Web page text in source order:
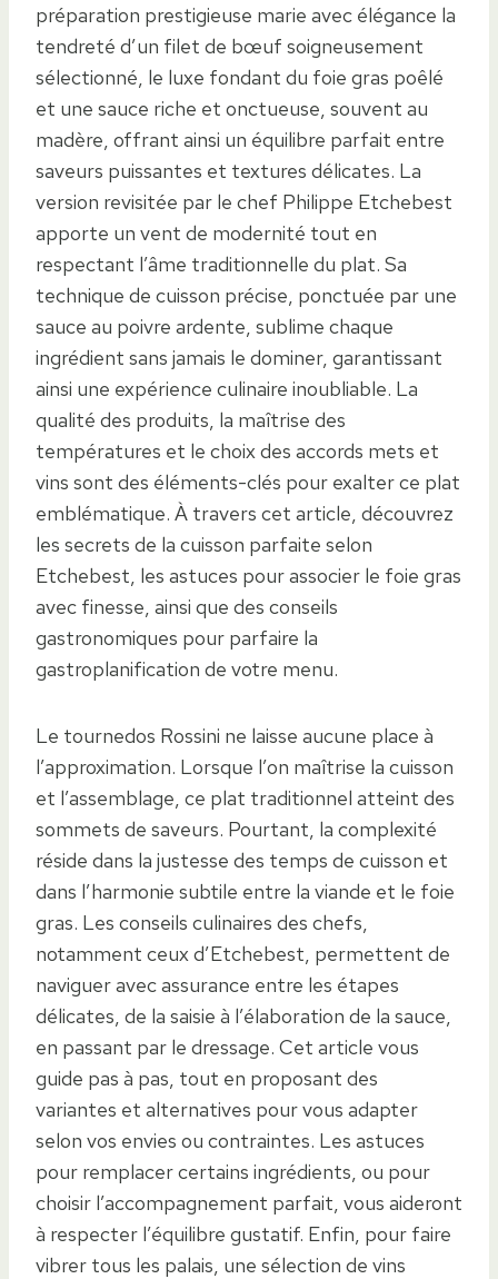
préparation prestigieuse marie avec élégance la
tendreté d’un filet de bœuf soigneusement
sélectionné, le luxe fondant du foie gras poêlé
et une sauce riche et onctueuse, souvent au
madère, offrant ainsi un équilibre parfait entre
saveurs puissantes et textures délicates. La
version revisitée par le chef Philippe Etchebest
apporte un vent de modernité tout en
respectant l’âme traditionnelle du plat. Sa
technique de cuisson précise, ponctuée par une
sauce au poivre ardente, sublime chaque
ingrédient sans jamais le dominer, garantissant
ainsi une expérience culinaire inoubliable. La
qualité des produits, la maîtrise des
températures et le choix des accords mets et
vins sont des éléments-clés pour exalter ce plat
emblématique. À travers cet article, découvrez
les secrets de la cuisson parfaite selon
Etchebest, les astuces pour associer le foie gras
avec finesse, ainsi que des conseils
gastronomiques pour parfaire la
gastroplanification de votre menu.
Le tournedos Rossini ne laisse aucune place à
l’approximation. Lorsque l’on maîtrise la cuisson
et l’assemblage, ce plat traditionnel atteint des
sommets de saveurs. Pourtant, la complexité
réside dans la justesse des temps de cuisson et
dans l’harmonie subtile entre la viande et le foie
gras. Les conseils culinaires des chefs,
notamment ceux d’Etchebest, permettent de
naviguer avec assurance entre les étapes
délicates, de la saisie à l’élaboration de la sauce,
en passant par le dressage. Cet article vous
guide pas à pas, tout en proposant des
variantes et alternatives pour vous adapter
selon vos envies ou contraintes. Les astuces
pour remplacer certains ingrédients, ou pour
choisir l’accompagnement parfait, vous aideront
à respecter l’équilibre gustatif. Enfin, pour faire
vibrer tous les palais, une sélection de vins